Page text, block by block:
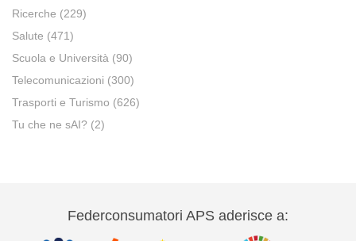
Ricerche (229)
Salute (471)
Scuola e Università (90)
Telecomunicazioni (300)
Trasporti e Turismo (626)
Tu che ne sAI? (2)
Federconsumatori APS aderisce a: